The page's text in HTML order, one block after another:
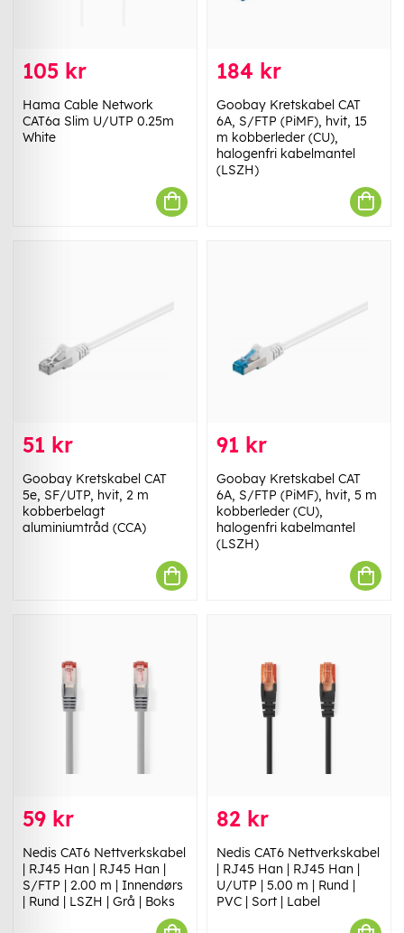
105 kr
Hama Cable Network
CAT6a Slim U/UTP 0.25m
White
184 kr
Goobay Kretskabel CAT
6A, S/FTP (PiMF), hvit, 15
m kobberleder (CU),
halogenfri kabelmantel
(LSZH)
51 kr
Goobay Kretskabel CAT
5e, SF/UTP, hvit, 2 m
kobberbelagt
aluminiumtråd (CCA)
91 kr
Goobay Kretskabel CAT
6A, S/FTP (PiMF), hvit, 5 m
kobberleder (CU),
halogenfri kabelmantel
(LSZH)
59 kr
Nedis CAT6 Nettverkskabel
| RJ45 Han | RJ45 Han |
S/FTP | 2.00 m | Innendørs
| Rund | LSZH | Grå | Boks
82 kr
Nedis CAT6 Nettverkskabel
| RJ45 Han | RJ45 Han |
U/UTP | 5.00 m | Rund |
PVC | Sort | Label